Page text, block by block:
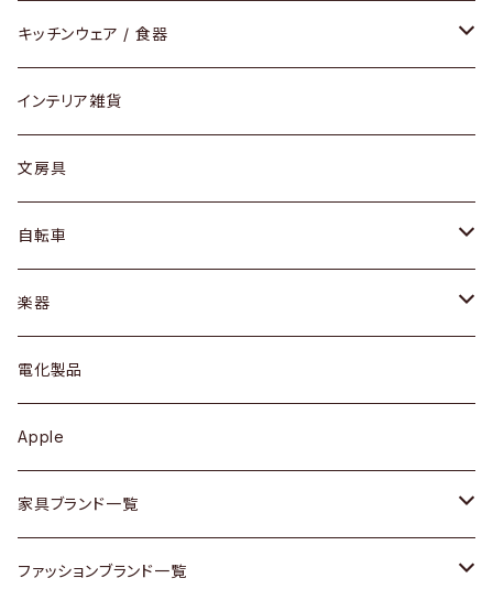
ダイニングセット / ダイニングテーブル
ローテーブル / サイドテーブル
デスク / コンソール
ドレッサー
シェルフ
キュリオケース / 飾り棚
カップボード / 食器棚
チェスト
その他家具
テーブルランプ / デスクスタンド
フロアライト
アクセサリー
リング
ピアス / イヤリング
財布
バッグ
アウター
トップス
ワンピース
ボトムス
靴
スカーフ
キッチンウェア / 食器
グラス / タンブラー
カップ / マグ
プレート / ボウル
カトラリー
ケトル / ティーポット
鍋 / フライパン
Vintage / ヴィンテージ
銀製品
インテリア雑貨
文房具
自転車
dahon
楽器
ギター
ベース
その他楽器
電化製品
Apple
家具ブランド一覧
ACME Furniture / アクメ ファニチャー
ファッションブランド一覧